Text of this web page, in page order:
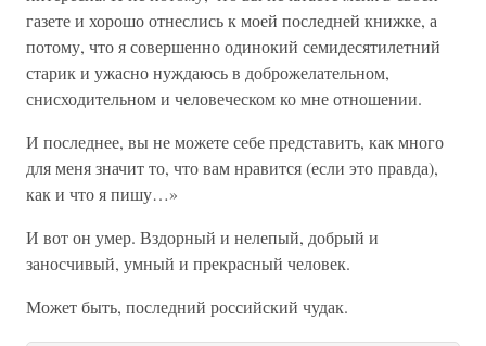
газете и хорошо отнеслись к моей последней книжке, а
потому, что я совершенно одинокий семидесятилетний
старик и ужасно нуждаюсь в доброжелательном,
снисходительном и человеческом ко мне отношении.
И последнее, вы не можете себе представить, как много
для меня значит то, что вам нравится (если это правда),
как и что я пишу…»
И вот он умер. Вздорный и нелепый, добрый и
заносчивый, умный и прекрасный человек.
Может быть, последний российский чудак.